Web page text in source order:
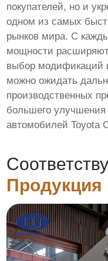
покупателей, но и
одном из самых
рынков мира. С
мощности
выбор модификаций
можно ожидать
производственных
большего улучшения
автомобилей Toyota
Продукция